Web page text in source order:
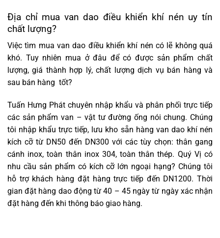
Địa chỉ mua van dao điều khiển khí nén uy tín
chất lượng?
Việc tìm mua van dao điều khiển khí nén có lẽ không quá
khó. Tuy nhiên mua ở đâu để có được sản phẩm chất
lượng, giá thành hợp lý, chất lượng dịch vụ bán hàng và
sau bán hàng tốt?
Tuấn Hưng Phát chuyên nhập khẩu và phân phối trực tiếp
các sản phẩm van – vật tư đường ống nói chung. Chúng
tôi nhập khẩu trực tiếp, lưu kho sẵn hàng van dao khí nén
kích cỡ từ DN50 đến DN300 với các tùy chọn: thân gang
cánh inox, toàn thân inox 304, toàn thân thép. Quý Vị có
nhu cầu sản phẩm có kích cỡ lớn ngoại hạng? Chúng tôi
hỗ trợ khách hàng đặt hàng trực tiếp đến DN1200. Thời
gian đặt hàng dao động từ 40 – 45 ngày từ ngày xác nhận
đặt hàng đến khi thông báo giao hàng.